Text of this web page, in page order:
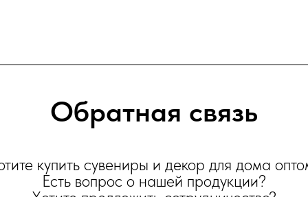
Обратная связь
купить сувениры и декор для дома
Есть вопрос о нашей продукции?